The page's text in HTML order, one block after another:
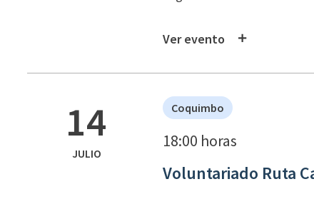
Ver evento
14
JULIO
Coquimbo
18:00 horas
Voluntariado Ruta